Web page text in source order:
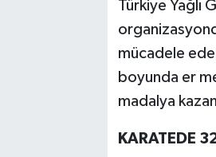
Türkiye Yağlı
mücadele
boyunda er
madalya
KARATEDE